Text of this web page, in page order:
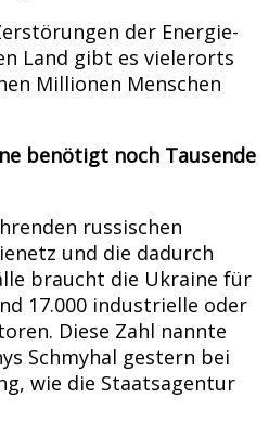
der Energie-
Land gibt es vielerorts
Millionen Menschen
benötigt noch Tausende
russischen
und die dadurch
braucht die Ukraine für
17.000 industrielle oder
Diese Zahl nannte
Schmyhal gestern bei
wie die Staatsagentur